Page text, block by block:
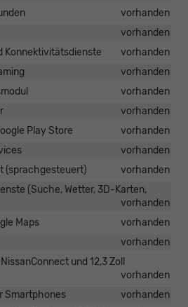
vorhanden
vorhanden
Konnektivitätsdienste
vorhanden
vorhanden
vorhanden
vorhanden
Play Store
vorhanden
vorhanden
(sprachgesteuert)
vorhanden
(Suche, Wetter, 3D-Karten,
vorhanden
Maps
vorhanden
vorhanden
und 12,3 Zoll
vorhanden
Smartphones
vorhanden